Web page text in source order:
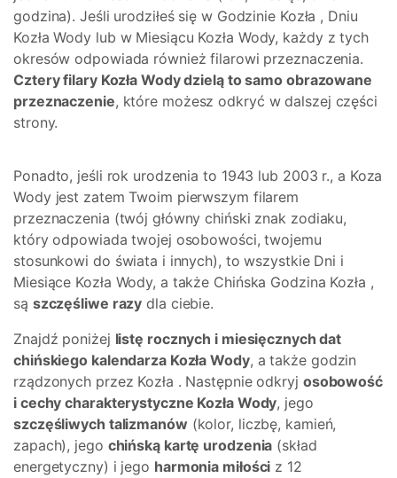
godzina). Jeśli urodziłeś się w Godzinie Kozła , Dniu
Kozła Wody lub w Miesiącu Kozła Wody, każdy z tych
okresów odpowiada również filarowi przeznaczenia.
Cztery filary Kozła Wody dzielą to samo obrazowane
przeznaczenie, które możesz odkryć w dalszej części
strony.
Ponadto, jeśli rok urodzenia to 1943 lub 2003 r., a Koza
Wody jest zatem Twoim pierwszym filarem
przeznaczenia (twój główny chiński znak zodiaku,
który odpowiada twojej osobowości, twojemu
stosunkowi do świata i innych), to wszystkie Dni i
Miesiące Kozła Wody, a także Chińska Godzina Kozła ,
są szczęśliwe razy dla ciebie.
Znajdź poniżej listę rocznych i miesięcznych dat
chińskiego kalendarza Kozła Wody, a także godzin
rządzonych przez Kozła . Następnie odkryj osobowość
i cechy charakterystyczne Kozła Wody, jego
szczęśliwych talizmanów (kolor, liczbę, kamień,
zapach), jego chińską kartę urodzenia (skład
energetyczny) i jego harmonia miłości z 12